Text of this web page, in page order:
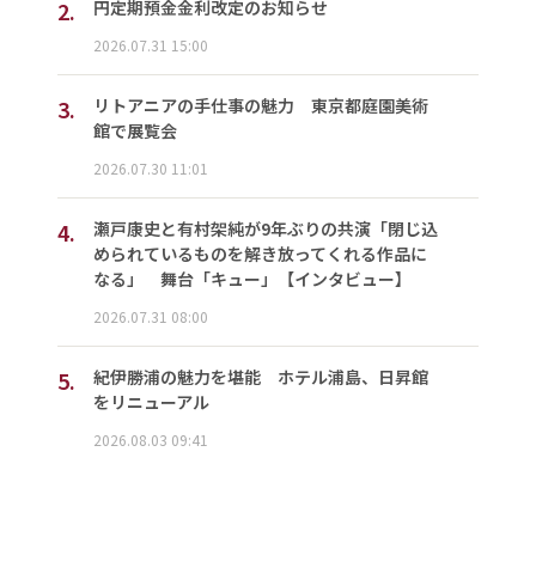
2. 円定期預金金利改定のお知らせ
2026.07.31 15:00
3.
リトアニアの手仕事の魅力 東京都庭園美術
館で展覧会
2026.07.30 11:01
4.
瀬戸康史と有村架純が9年ぶりの共演「閉じ込
められているものを解き放ってくれる作品に
なる」 舞台「キュー」【インタビュー】
2026.07.31 08:00
5.
紀伊勝浦の魅力を堪能 ホテル浦島、日昇館
をリニューアル
2026.08.03 09:41